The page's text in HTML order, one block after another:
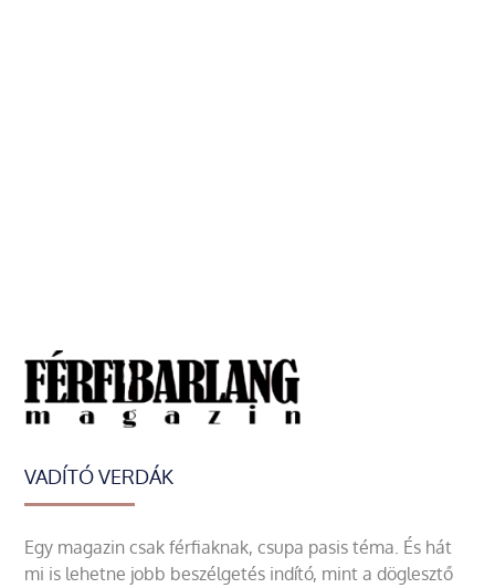
VADÍTÓ VERDÁK
Egy magazin csak férfiaknak, csupa pasis téma. És hát
mi is lehetne jobb beszélgetés indító, mint a döglesztő